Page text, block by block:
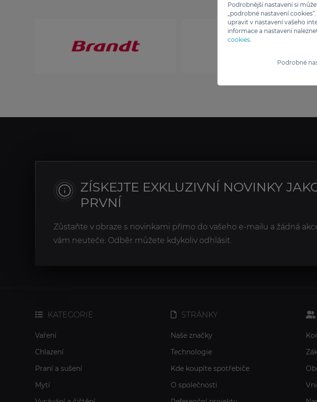
Podrobnější nastavení si
„podrobné nastavení
upravit v nastavení vašeho
informace a nastavení
cookies.
Podrobné
ZÍSKEJTE EXKLUZIVNÍ NOVINKY
PRVNÍ
Zůstaňte v obraze s novinkami přímo do vašeho e-mailu a žádná
vám neuteče. Odběr můžete kdykoliv odhlásit.
KATEGORIE
Vaření
Chlazení
Praní a sušení
Mytí
STRÁNKY
Naše značky
Technologie
Kde koupíte spotřebiče
O společnosti